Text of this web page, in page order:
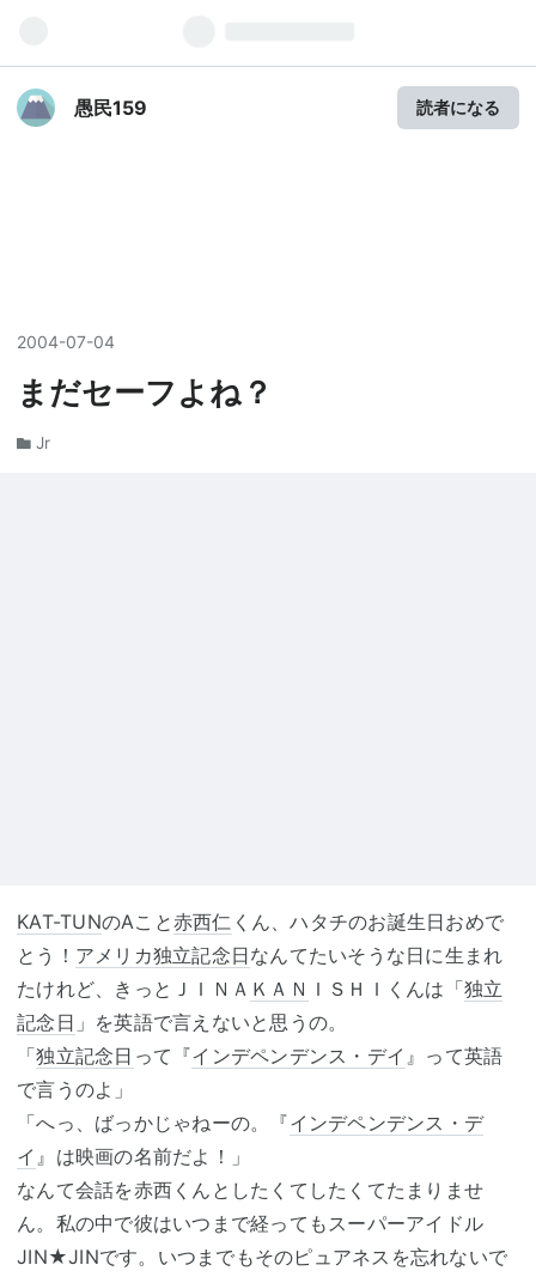
愚民159 読者になる
2004-07-04
まだセーフよね？
Jr
KAT-TUNのAこと赤西仁 くん、ハタチのお誕生日おめで
とう！ アメリカ独立記念日なんてたいそうな日に生まれ
たけれど、きっとＪＩＮＡ ＫＡＮ ＩＳＨＩくんは「独立
記念日 」を英語で言えないと思うの。
「独立記念日 って『インデペンデンス・デイ 』って英語
で言うのよ」
「へっ、ばっかじゃねーの。『インデペンデンス・デ
イ 』は映画の名前だよ！」
なんて会話を赤西くんとしたくてしたくてたまりませ
ん。私の中で彼はいつまで経ってもスーパーアイドル
JIN★JINです。いつまでもそのピュアネスを忘れないで